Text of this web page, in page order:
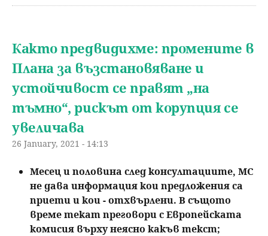
Както предвидихме: промените в
Плана за възстановяване и
устойчивост се правят „на
тъмно“, рискът от корупция се
увеличава
26 January, 2021 - 14:13
Месец и половина след консултациите, МС
не дава информация кои предложения са
приети и кои - отхвърлени. В същото
време текат преговори с Европейската
комисия върху неясно какъв текст;